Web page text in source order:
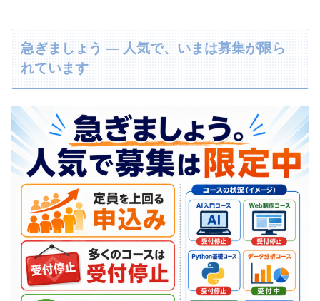
急ぎましょう ― 人気で、いまは募集が限ら
れています